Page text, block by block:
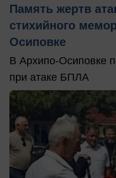
Память жертв
стихийного
Осиповке
В Архипо-Осиповке
при атаке БПЛА